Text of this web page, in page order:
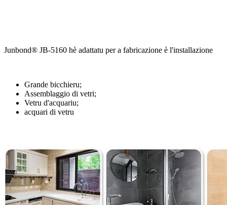
Junbond® JB-5160 hè adattatu per a fabricazione è l'installazione
Grande bicchieru;
Assemblaggio di vetri;
Vetru d'acquariu;
acquari di vetru